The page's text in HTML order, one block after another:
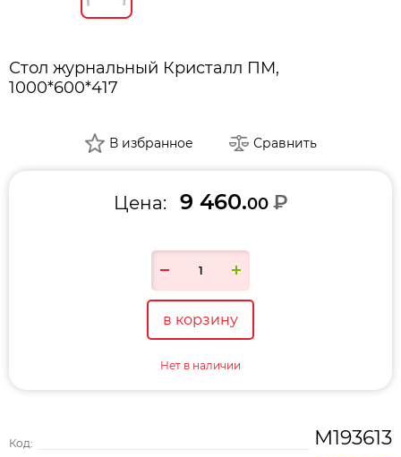
Стол журнальный Кристалл ПМ,
1000*600*417
Код: М193613
В избранное Сравнить
Цена: 9 460.00 ₽
в корзину
Нет в наличии